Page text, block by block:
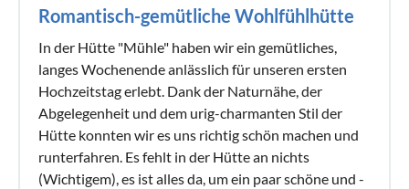
Romantisch-gemütliche Wohlfühlhütte
In der Hütte "Mühle" haben wir ein gemütliches,
langes Wochenende anlässlich für unseren ersten
Hochzeitstag erlebt. Dank der Naturnähe, der
Abgelegenheit und dem urig-charmanten Stil der
Hütte konnten wir es uns richtig schön machen und
runterfahren. Es fehlt in der Hütte an nichts
(Wichtigem), es ist alles da, um ein paar schöne und -